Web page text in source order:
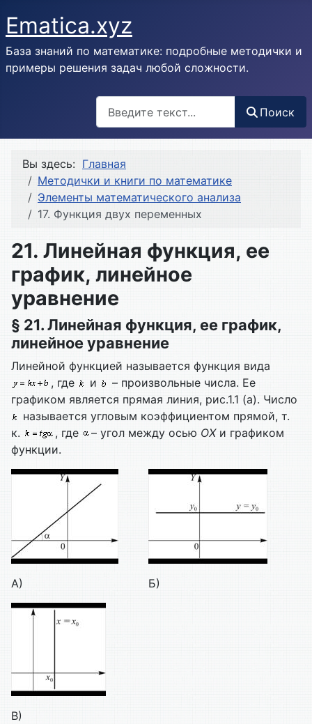
Ematica.xyz
База знаний по математике: подробные методички и
примеры решения задач любой сложности.
Поиск
Вы здесь: Главная
Методички и книги по математике
Элементы математического анализа
17. Функция двух переменных
21. Линейная функция, ее
график, линейное
уравнение
§ 21. Линейная функция, ее график,
линейное уравнение
Линейной функцией называется функция вида
, где
и
– произвольные числа. Ее
графиком является прямая линия, рис.1.1 (а). Число
называется угловым коэффициентом прямой, т.
к.
, где – угол между осью ОХи графиком
функции.
А) Б)
В)